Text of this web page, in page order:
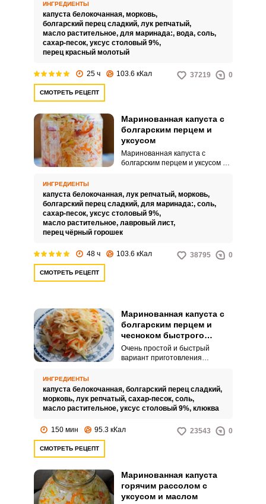
пикантной закуски. Блюдо
получается с насыщенным
вкусом и пряным ароматом.
ИНГРЕДИЕНТЫ
капуста белокочанная, морковь,
болгарский перец сладкий, лук репчатый,
масло растительное, для маринада:, вода, соль,
сахар-песок, уксус столовый 9%,
перец красный молотый
25 ч 103.6 кКал 37219 0
СМОТРЕТЬ РЕЦЕПТ
Маринованная капуста с
болгарским перцем и
уксусом
Маринованная капуста с
болгарским перцем и уксусом –
Приготовить такую закуску очень
просто и быстро, капуста
маринуется буквально за
несколько суток, в отличие от
квашенной.
ИНГРЕДИЕНТЫ
капуста белокочанная, лук репчатый, морковь,
болгарский перец сладкий, для маринада:, соль,
сахар-песок, уксус столовый 9%,
масло растительное, лавровый лист,
перец чёрный горошек
48 ч 103.6 кКал 38795 0
СМОТРЕТЬ РЕЦЕПТ
Маринованная капуста с
болгарским перцем и
чесноком быстрого
приготовления
Очень простой и быстрый
вариант приготовления
овощными добавками буквально
за несколько часов. Если
следовать всем шагам,
хрустящая и ароматная
ИНГРЕДИЕНТЫ
капуста белокочанная, болгарский перец сладкий,
морковь, лук репчатый, сахар-песок, соль,
масло растительное, уксус столовый 9%, клюква
150 мин 95.3 кКал 23543 0
СМОТРЕТЬ РЕЦЕПТ
Маринованная капуста
горячим рассолом с
уксусом и маслом